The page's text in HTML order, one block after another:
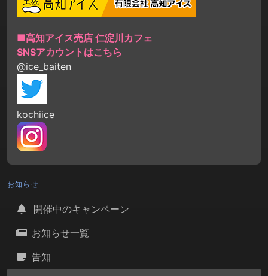
■高知アイス売店 仁淀川カフェ
SNSアカウントはこちら
@ice_baiten
kochiice
お知らせ
開催中のキャンペーン
お知らせ一覧
告知